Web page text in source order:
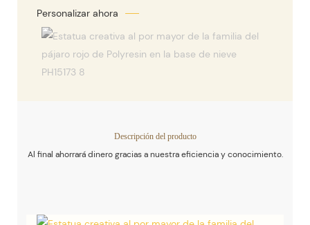
Descripción del producto
Al final ahorrará dinero gracias a nuestra eficiencia y conocimiento.